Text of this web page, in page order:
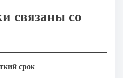
связаны со
срок